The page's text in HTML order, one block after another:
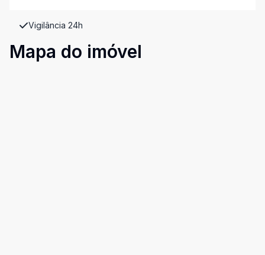
Vigilância 24h
Mapa do imóvel